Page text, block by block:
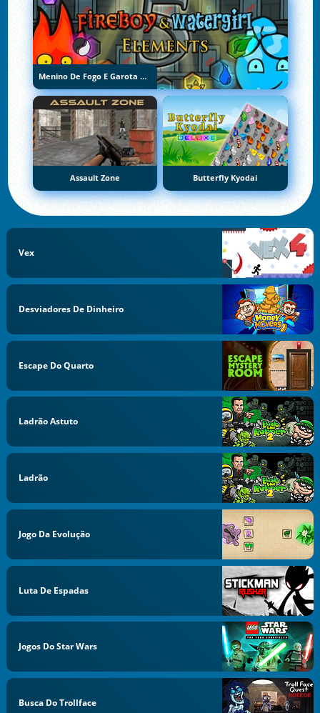
Menino De Fogo E Garota De Água 5: Elementos
Assault Zone Butterfly Kyodai
Vex
Desviadores De Dinheiro
Escape Do Quarto
Ladrão Astuto
Ladrão
Jogo Da Evolução
Luta De Espadas
Jogos Do Star Wars
Busca Do Trollface